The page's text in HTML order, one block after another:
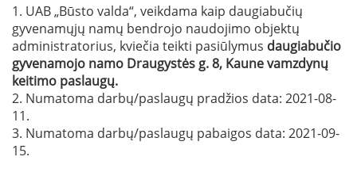
1. UAB „Būsto valda“, veikdama kaip daugiabučių
gyvenamųjų namų bendrojo naudojimo objektų
administratorius, kviečia teikti pasiūlymus daugiabučio
gyvenamojo namo Draugystės g. 8, Kaune vamzdynų
keitimo paslaugų.
2. Numatoma darbų/paslaugų pradžios data: 2021-08-
11.
3. Numatoma darbų/paslaugų pabaigos data: 2021-09-
15.